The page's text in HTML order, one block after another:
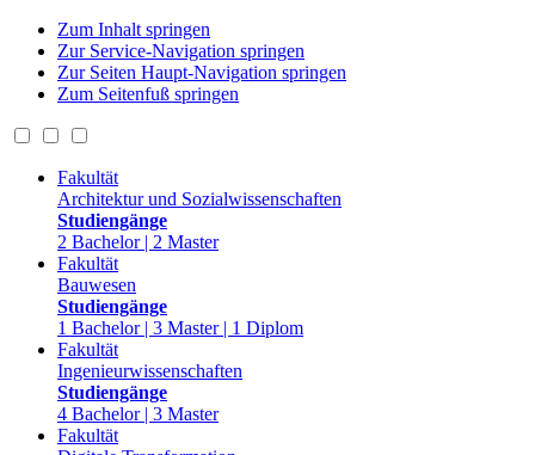
Zum Inhalt springen
Zur Service-Navigation springen
Zur Seiten Haupt-Navigation springen
Zum Seitenfuß springen
Fakultät
Architektur und Sozialwissenschaften
Studiengänge
2 Bachelor | 2 Master
Fakultät
Bauwesen
Studiengänge
1 Bachelor | 3 Master | 1 Diplom
Fakultät
Ingenieurwissenschaften
Studiengänge
4 Bachelor | 3 Master
Fakultät